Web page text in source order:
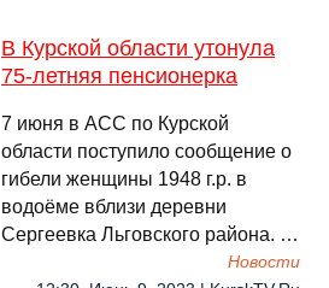
В Курской области утонула
75-летняя пенсионерка
7 июня в АСС по Курской
области поступило сообщение о
гибели женщины 1948 г.р. в
водоёме вблизи деревни
Сергеевка Льговского района. …
Новости